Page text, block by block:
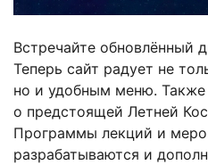
Встречайте обновлённый
Теперь сайт радует не
но и удобным меню.
о предстоящей Летней
Программы лекций и
разрабатываются и